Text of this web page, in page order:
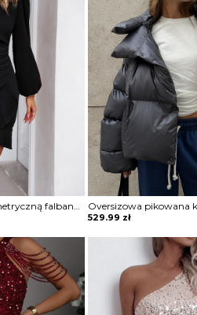
Sukienka mini z asymetryczną falbaną Maguelonne
529.99 zł